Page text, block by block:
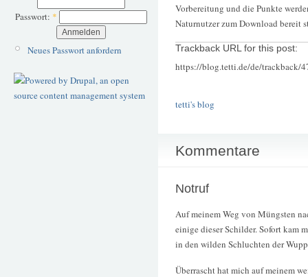
Passwort: *
Neues Passwort anfordern
Vorbereitung und die Punkte
Naturnutzer zum Download bereit
Trackback URL for this post:
https://blog.tetti.de/de/trackback/
tetti's blog
Kommentare
Notruf
Auf meinem Weg von Müngsten
einige dieser Schilder. Sofort kam
in den wilden Schluchten der
Überrascht hat mich auf meinem